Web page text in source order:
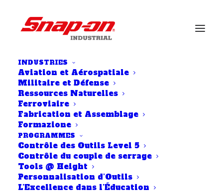
INDUSTRIES
Aviation et Aérospatiale
Militaire et Défense
Ressources Naturelles
Ferroviaire
Fabrication et Assemblage
Formazione
PROGRAMMES
Contrôle des Outils Level 5
Contrôle du couple de serrage
Tools @ Height
Personnalisation d’Outils
L’Excellence dans l’Éducation
LE CONTRÔLE DES
OUTILS POUSSE LA
SÉCURITÉ
ALIMENTAIRE À DE
NOUVEAUX NIVEAUX
POUR KP SNACKS